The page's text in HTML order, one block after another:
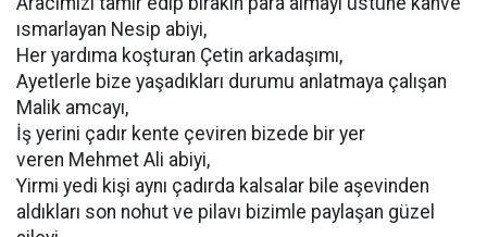
ısmarlayan Nesip abiyi,
Her yardıma koşturan Çetin arkadaşımı,
Ayetlerle bize yaşadıkları durumu anlatmaya çalışan
Malik amcayı,
İş yerini çadır kente çeviren bizede bir yer
veren Mehmet Ali abiyi,
Yirmi yedi kişi aynı çadırda kalsalar bile aşevinden
aldıkları son nohut ve pilavı bizimle paylaşan güzel